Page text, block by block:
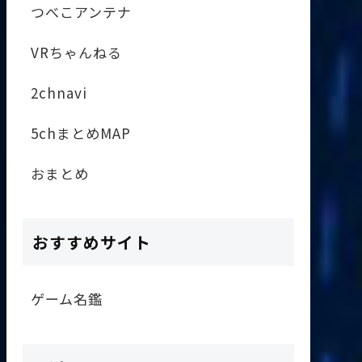
つべこアンテナ
VRちゃんねる
2chnavi
5chまとめMAP
おまとめ
おすすめサイト
ゲーム名鑑